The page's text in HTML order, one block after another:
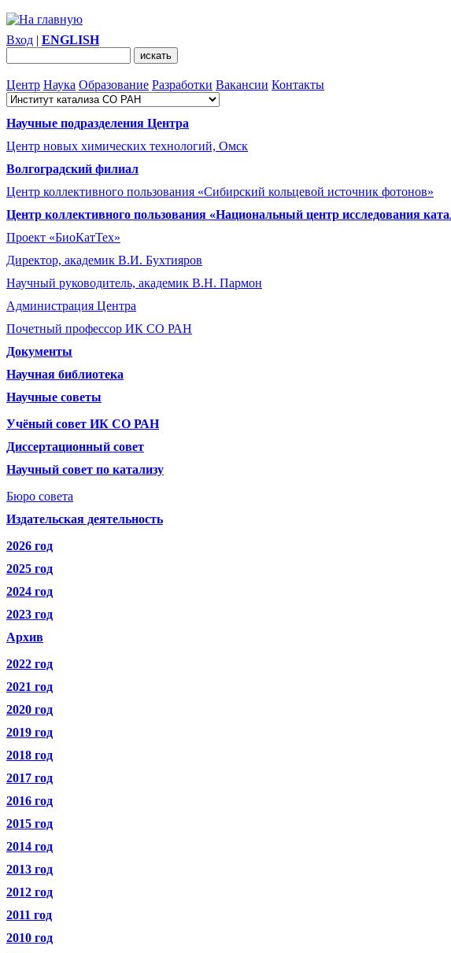
Вход | ENGLISH
Центр Наука Образование Разработки Вакансии Контакты
Научные подразделения Центра
Центр новых химических технологий, Омск
Волгоградский филиал
Центр коллективного пользования «Сибирский кольцевой источник фотонов»
Центр коллективного пользования «Национальный центр исследования
Проект «БиоКатТех»
Директор, академик В.И. Бухтияров
Научный руководитель, академик В.Н. Пармон
Администрация Центра
Почетный профессор ИК СО РАН
Документы
Научная библиотека
Научные советы
Учёный совет ИК СО РАН
Диссертационный совет
Научный совет по катализу
Бюро совета
Издательская деятельность
2026 год
2025 год
2024 год
2023 год
Архив
2022 год
2021 год
2020 год
2019 год
2018 год
2017 год
2016 год
2015 год
2014 год
2013 год
2012 год
2011 год
2010 год